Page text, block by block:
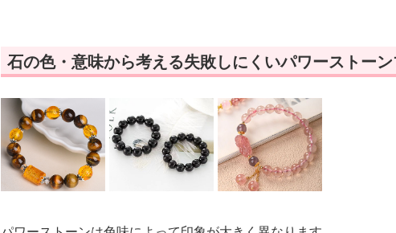
石の色・意味から考える失敗しにくいパワーストー